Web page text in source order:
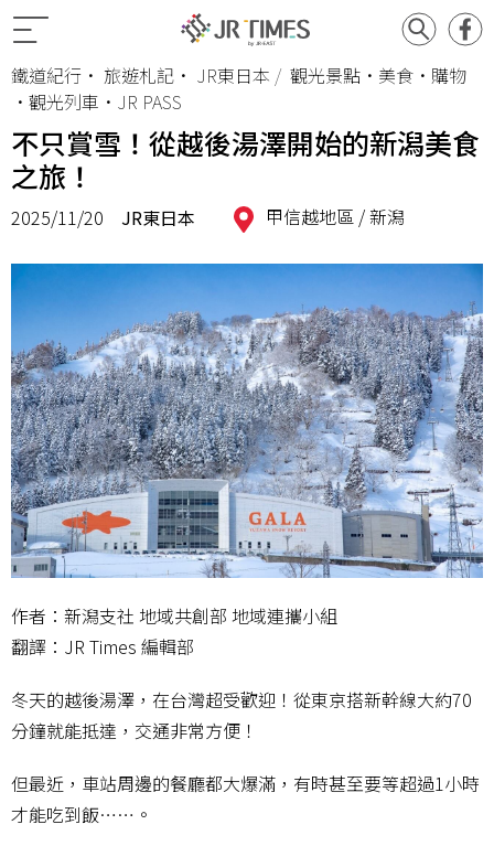
鐵道紀行 • 旅遊札記 • JR東日本
觀光景點•美食•購物
•觀光列車•JR PASS
不只賞雪！從越後湯澤開始的新潟美食
之旅！
2025/11/20 JR東日本 甲信越地區 /新潟
作者：新潟支社 地域共創部 地域連攜小組
翻譯：JR Times 編輯部
冬天的越後湯澤，在台灣超受歡迎！從東京搭新幹線大約70
分鐘就能抵達，交通非常方便！
但最近，車站周邊的餐廳都大爆滿，有時甚至要等超過1小時
才能吃到飯……。